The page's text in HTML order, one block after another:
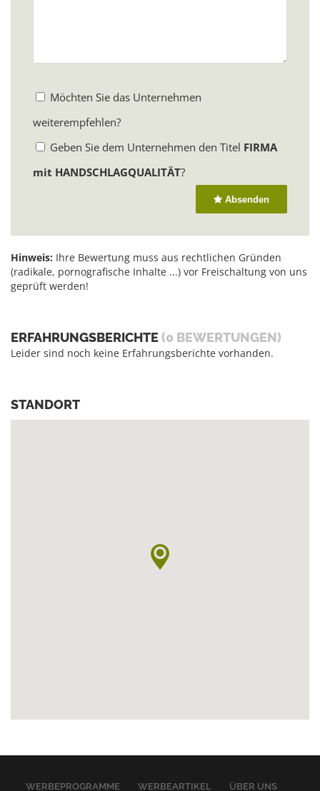
Möchten Sie das Unternehmen
weiterempfehlen?
Geben Sie dem Unternehmen den Titel FIRMA
mit HANDSCHLAGQUALITÄT?
Absenden
Hinweis: Ihre Bewertung muss aus rechtlichen Gründen
(radikale, pornografische Inhalte ...) vor Freischaltung von uns
geprüft werden!
ERFAHRUNGSBERICHTE(0 BEWERTUNGEN)
Leider sind noch keine Erfahrungsberichte vorhanden.
STANDORT
WERBEPROGRAMME WERBEARTIKEL ÜBER UNS